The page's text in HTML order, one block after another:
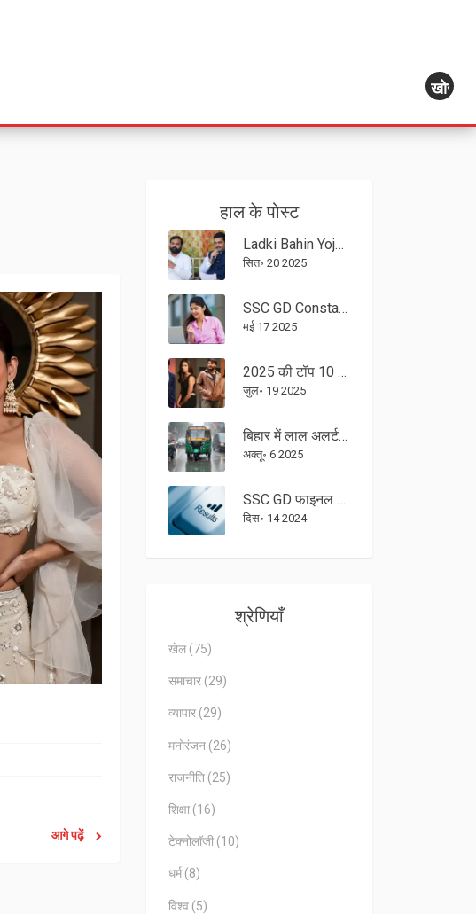
खोज
आगे पढ़ें
हाल के पोस्ट
Ladki Bahin Yojana में कटौती स्पष्ट: 8 लाख लाभार्थियों को अब 500 रुपये, डबल लाभ पर कैप
सित॰ 20 2025
SSC GD Constable Result 2025: एसएससी जीडी रिजल्ट जल्द, 53,690 पदों पर होगी सीधी भर्ती
मई 17 2025
2025 की टॉप 10 बॉलीवुड कमाई लिस्ट में दक्षिण भारतीय सितारों का जलवा, शाहरुख और दीपिका पिछड़े
जुल॰ 19 2025
बिहार में लाल अलर्ट जारी, मुजफ्फरपुर‑वैशाली सहित 26 जिलों को भारी बारिश का खतरा
अक्तू॰ 6 2025
SSC GD फाइनल रिजल्ट 2024: जानें मेरिट सूची और कट-ऑफ अंक की पूरी जानकारी
दिस॰ 14 2024
श्रेणियाँ
खेल (75)
समाचार (29)
व्यापार (29)
मनोरंजन (26)
राजनीति (25)
शिक्षा (16)
टेक्नोलॉजी (10)
धर्म (8)
विश्व (5)